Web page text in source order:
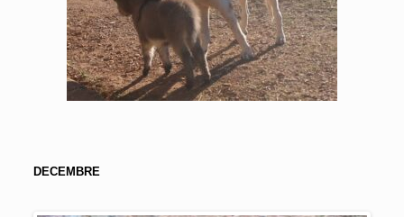
DECEMBRE